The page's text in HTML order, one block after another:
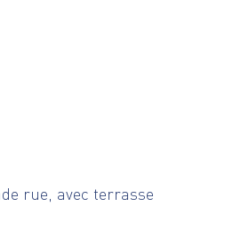
rue, avec terrasse